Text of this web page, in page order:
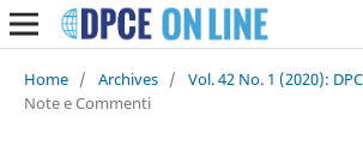
Home / Archives / Vol. 42 No. 1 (2020):
Note e Commenti